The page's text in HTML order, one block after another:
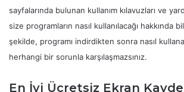
sayfalarında bulunan kullanım kılavuzları ve
size programların nasıl kullanılacağı hakkında
şekilde, programı indirdikten sonra nasıl
herhangi bir sorunla karşılaşmazsınız.
En İyi Ücretsiz Ekran